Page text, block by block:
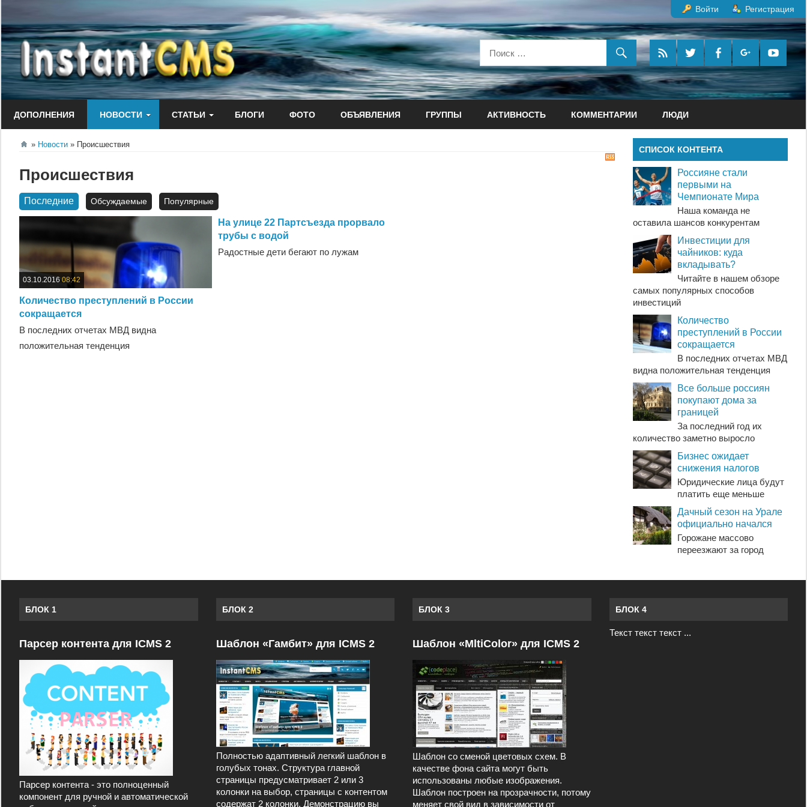
к
содержанию
Войти Регистрация
ДОПОЛНЕНИЯ НОВОСТИ СТАТЬИ БЛОГИ ФОТО ОБЪЯВЛЕНИЯ ГРУППЫ АКТИВНОСТЬ КОММЕНТАРИИ ЛЮДИ
Новости Происшествия
RSS
Происшествия
Последние Обсуждаемые Популярные
03.10.2016 08:42
Количество преступлений в России
сокращается
В последних отчетах МВД видна
положительная тенденция
На улице 22 Партсъезда прорвало
трубы с водой
Радостные дети бегают по лужам
СПИСОК КОНТЕНТА
Россияне стали
первыми на
Чемпионате Мира
Наша команда не
оставила шансов конкурентам
Инвестиции для
чайников: куда
вкладывать?
Читайте в нашем обзоре
самых популярных способов
инвестиций
Количество
преступлений в России
сокращается
В последних отчетах МВД
видна положительная тенденция
Все больше россиян
покупают дома за
границей
За последний год их
количество заметно выросло
Бизнес ожидает
снижения налогов
Юридические лица будут
платить еще меньше
Дачный сезон на Урале
официально начался
Горожане массово
переезжают за город
БЛОК 1
Парсер контента для ICMS 2
Парсер контента - это полноценный
компонент для ручной и автоматической
БЛОК 2
Шаблон «Гамбит» для ICMS 2
Полностью адаптивный легкий шаблон в
голубых тонах. Структура главной
страницы предусматривает 2 или 3
колонки на выбор, страницы с контентом
содержат 2 колонки. Демонстрацию вы
БЛОК 3
Шаблон «MltiColor» для ICMS 2
Шаблон со сменой цветовых схем. В
качестве фона сайта могут быть
использованы любые изображения.
Шаблон построен на прозрачности, потому
меняет свой вид в зависимости от
БЛОК 4
Текст текст текст ...